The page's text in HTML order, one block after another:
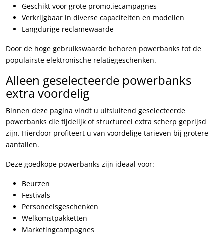
Geschikt voor grote promotiecampagnes
Verkrijgbaar in diverse capaciteiten en modellen
Langdurige reclamewaarde
Door de hoge gebruikswaarde behoren powerbanks tot de
populairste elektronische relatiegeschenken.
Alleen geselecteerde powerbanks
extra voordelig
Binnen deze pagina vindt u uitsluitend geselecteerde
powerbanks die tijdelijk of structureel extra scherp geprijsd
zijn. Hierdoor profiteert u van voordelige tarieven bij grotere
aantallen.
Deze goedkope powerbanks zijn ideaal voor:
Beurzen
Festivals
Personeelsgeschenken
Welkomstpakketten
Marketingcampagnes